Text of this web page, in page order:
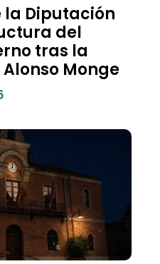
la Diputación
del
tras la
Monge